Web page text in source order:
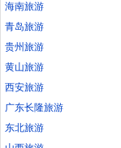
海南旅游
青岛旅游
贵州旅游
黄山旅游
西安旅游
广东长隆旅游
东北旅游